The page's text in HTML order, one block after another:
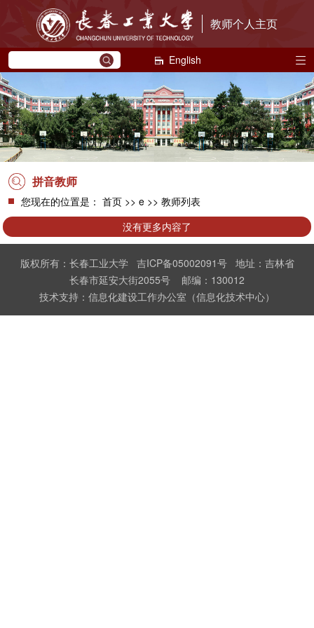
教师个人主页
English
拼音教师
您现在的位置是： 首页 >> e >> 教师列表
没有更多内容了
版权所有：长春工业大学 吉ICP备05002091号 地址：吉林省
长春市延安大街2055号 邮编：130012
技术支持：信息化建设工作办公室（信息化技术中心）